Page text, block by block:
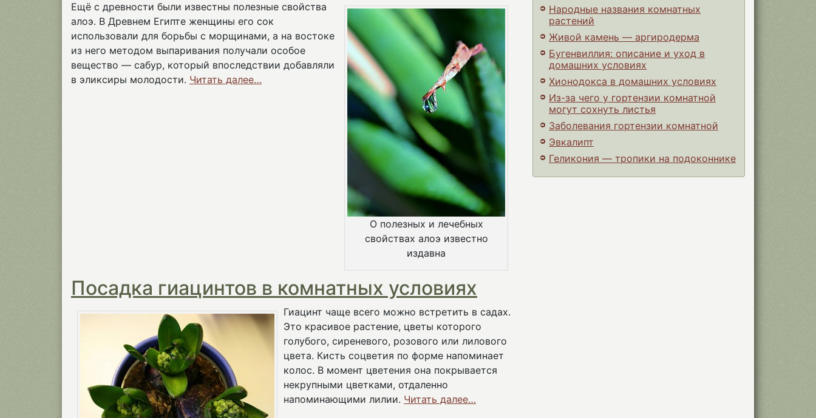
О полезных и лечебных
свойствах алоэ известно
издавна
Ещё с древности были известны полезные свойства
алоэ. В Древнем Египте женщины его сок
использовали для борьбы с морщинами, а на востоке
из него методом выпаривания получали особое
вещество — сабур, который впоследствии добавляли
в эликсиры молодости. Читать далее…
Посадка гиацинтов в комнатных условиях
Гиацинт чаще всего можно встретить в садах.
Это красивое растение, цветы которого
голубого, сиреневого, розового или лилового
цвета. Кисть соцветия по форме напоминает
колос. В момент цветения она покрывается
некрупными цветками, отдаленно
напоминающими лилии. Читать далее…
Народные названия комнатных
растений
Живой камень — аргиродерма
Бугенвиллия: описание и уход в
домашних условиях
Хионодокса в домашних условиях
Из-за чего у гортензии комнатной
могут сохнуть листья
Заболевания гортензии комнатной
Эвкалипт
Геликония — тропики на подоконнике